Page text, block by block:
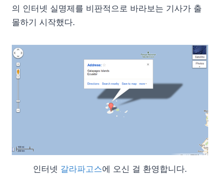
의 인터넷 실명제를 비판적으로 바라보는 기사가 출
몰하기 시작했다.
인터넷 갈라파고스에 오신 걸 환영합니다.